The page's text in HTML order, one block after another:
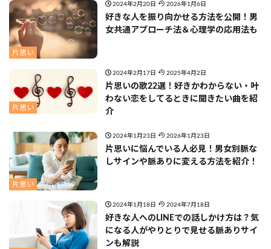
片思い
2024年2月20日 2026年1月6日
好きな人を振り向かせる方法を公開！男
女共通アプローチ法＆心理学の応用法も
片思い
2024年2月17日 2025年4月2日
片思いの歌22選！好きかわからない・叶
わない恋をしてるときに聞きたい曲を紹
介
片思い
2024年1月23日 2026年1月23日
片思いに悩んでいる人必見！男女別脈な
しサインや脈ありに変える方法を紹介！
2024年1月18日 2024年7月18日
好きな人へのLINEでの話しかけ方は？気
になる人がやりとりで見せる脈ありサイ
ンも解説